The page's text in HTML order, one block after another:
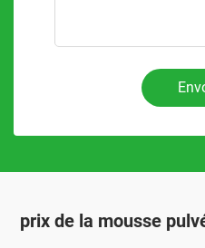
prix de la mousse